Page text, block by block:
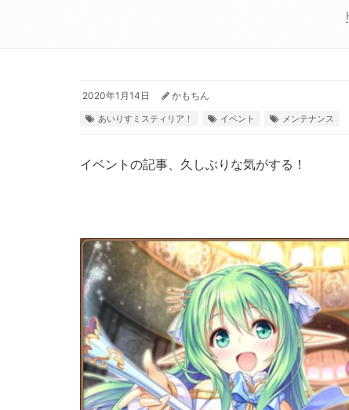
2020年1月14日 かもちん
あいりすミスティリア！ イベント メンテナンス
イベントの記事、久しぶりな気がする！